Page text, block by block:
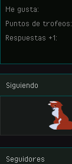
Me gusta:
Puntos de trofeos:
Respuestas +1:
Siguiendo
Seguidores